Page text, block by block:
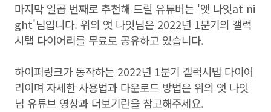
마지막 일곱 번째로 추천해 드릴 유튜버는 '앳 나잇at ni
ght'님입니다. 위의 앳 나잇님은 2022년 1분기의 갤럭
시탭 다이어리를 무료로 공유하고 있습니다.
하이퍼링크가 동작하는 2022년 1분기 갤럭시탭 다이어
리이며 자세한 사용법과 다운로드 방법은 위의 앳 나잇
님 유튜브 영상과 더보기란을 참고해주세요.